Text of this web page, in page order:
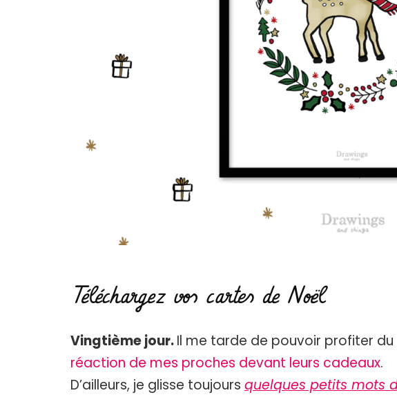
Téléchargez vos cartes de Noël
Vingtième jour.Il me tarde de pouvoir profiter
réaction de mes proches devant leurs cadeaux.
D’ailleurs, je glisse toujours quelques petits mots